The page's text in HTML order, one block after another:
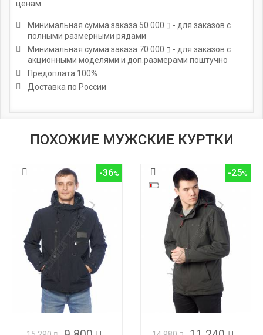
ценам:
Минимальная сумма заказа 50 000
- для заказов с
полными размерными рядами
Минимальная сумма заказа 70 000
- для заказов с
акционными моделями и доп.размерами поштучно
Предоплата 100%
Доставка по России
ПОХОЖИЕ МУЖСКИЕ КУРТКИ
-36 -25